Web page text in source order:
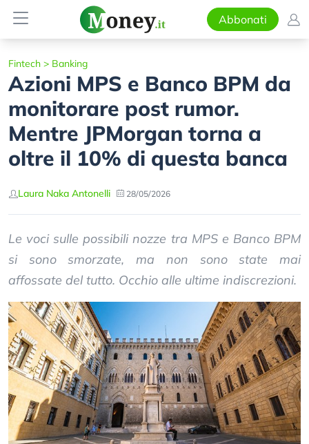
Abbonati
Fintech > Banking
Azioni MPS e Banco BPM da
monitorare post rumor.
Mentre JPMorgan torna a
oltre il 10% di questa banca
Laura Naka Antonelli 28/05/2026
Le voci sulle possibili nozze tra MPS e Banco BPM
si sono smorzate, ma non sono state mai
affossate del tutto. Occhio alle ultime indiscrezioni.